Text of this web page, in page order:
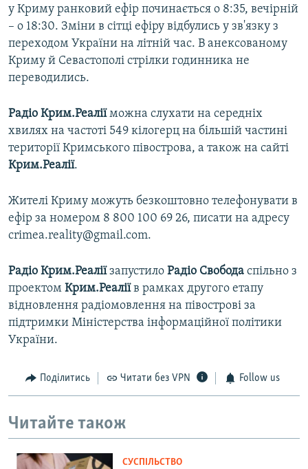
у Криму ранковий ефір починається о 8:35, вечірній
– о 18:30. Зміни в сітці ефіру відбулись у зв'язку з
переходом України на літній час. В анексованому
Криму й Севастополі стрілки годинника не
переводились.
Радіо Крим.Реаліїможна слухати на середніх
хвилях на частоті 549 кілогерц на більшій частині
території Кримського півострова, а також на сайті
Крим.Реалії.
Жителі Криму можуть безкоштовно телефонувати в
ефір за номером 8 800 100 69 26, писати на адресу
crimea.reality@gmail.com.
Радіо Крим.Реаліїзапустило Радіо Свобода спільно з
проектом Крим.Реаліїв рамках другого етапу
відновлення радіомовлення на півострові за
підтримки Міністерства інформаційної політики
України.
Поділитись Читати без VPN Follow us
Читайте також
СУСПІЛЬСТВО